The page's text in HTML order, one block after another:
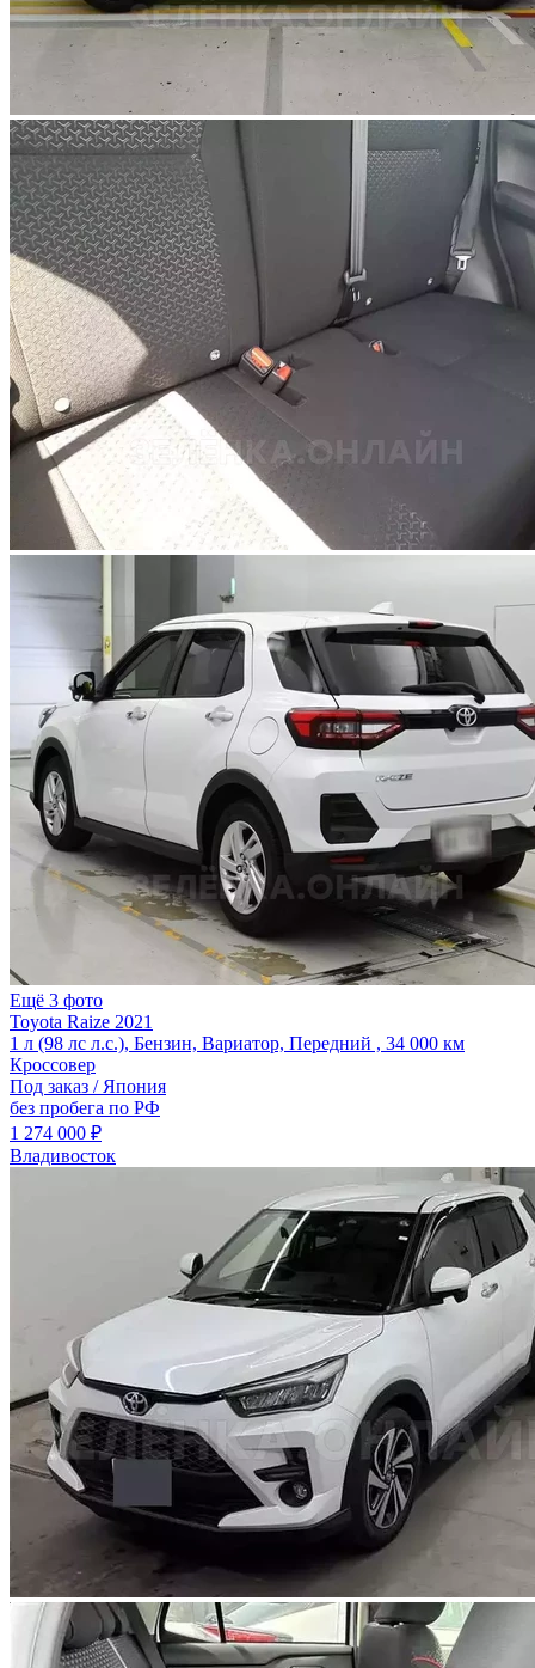
Ещё 3 фото
Toyota Raize 2021
1 л (98 лс л.с.), Бензин, Вариатор, Передний , 34 000 км
Кроссовер
Под заказ / Япония
без пробега по РФ
1 274 000 ₽
Владивосток